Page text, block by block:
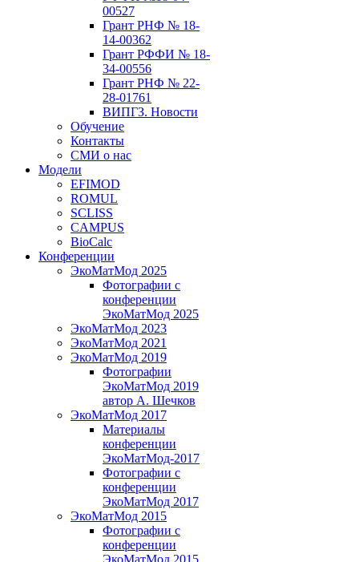
00527
Грант РНФ № 18-
14-00362
Грант РФФИ № 18-
34-00556
Грант РНФ № 22-
28-01761
ВИПГЗ. Новости
Обучение
Контакты
СМИ о нас
Модели
EFIMOD
ROMUL
SCLISS
CAMPUS
BioCalc
Конференции
ЭкоМатМод 2025
Фотографии с
конференции
ЭкоМатМод 2025
ЭкоМатМод 2023
ЭкоМатМод 2021
ЭкоМатМод 2019
Фотографии
ЭкоМатМод 2019
автор А. Шечков
ЭкоМатМод 2017
Материалы
конференции
ЭкоМатМод-2017
Фотографии с
конференции
ЭкоМатМод 2017
ЭкоМатМод 2015
Фотографии с
конференции
ЭкоМатМод 2015